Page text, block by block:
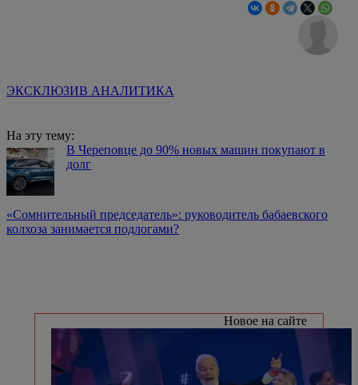
ЭКСКЛЮЗИВ АНАЛИТИКА
На эту тему:
В Череповце до 90% новых машин покупают в
долг
«Сомнительный председатель»: руководитель бабаевского
колхоза занимается подлогами?
Новое на сайте